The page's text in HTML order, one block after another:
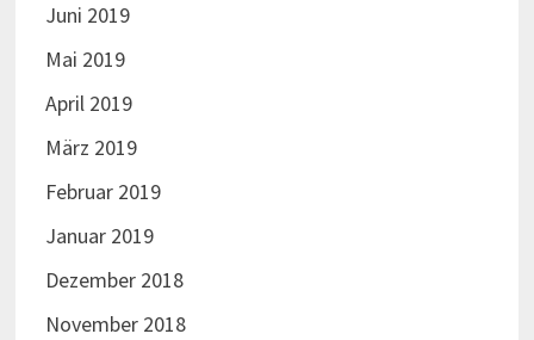
Juni 2019
Mai 2019
April 2019
März 2019
Februar 2019
Januar 2019
Dezember 2018
November 2018